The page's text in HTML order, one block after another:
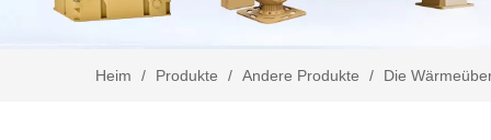
Heim / Produkte / Andere Produkte / Die